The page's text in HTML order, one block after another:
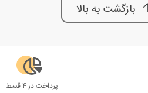
بازگشت به بالا
پرداخت در 4 قسط